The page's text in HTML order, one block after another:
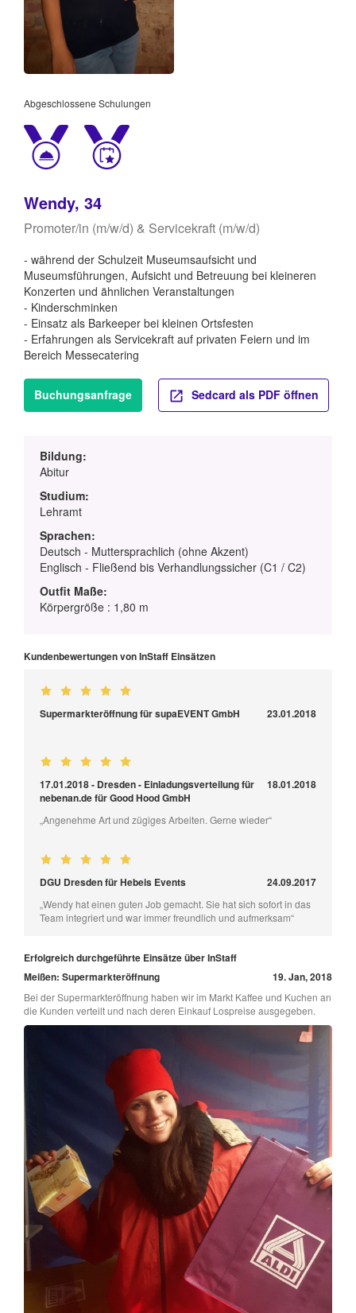
Abgeschlossene Schulungen
Wendy, 34
Promoter/in (m/w/d) & Servicekraft (m/w/d)
- während der Schulzeit Museumsaufsicht und
Museumsführungen, Aufsicht und Betreuung bei kleineren
Konzerten und ähnlichen Veranstaltungen
- Kinderschminken
- Einsatz als Barkeeper bei kleinen Ortsfesten
- Erfahrungen als Servicekraft auf privaten Feiern und im
Bereich Messecatering
Buchungsanfrage Sedcard als PDF öffnen
Bildung:
Abitur
Studium:
Lehramt
Sprachen:
Deutsch - Muttersprachlich (ohne Akzent)
Englisch - Fließend bis Verhandlungssicher (C1 / C2)
Outfit Maße:
Körpergröße : 1,80 m
Kundenbewertungen von InStaff Einsätzen
Supermarkteröffnung für supaEVENT GmbH 23.01.2018
17.01.2018 - Dresden - Einladungsverteilung für
nebenan.de für Good Hood GmbH
18.01.2018
„Angenehme Art und zügiges Arbeiten. Gerne wieder“
DGU Dresden für Hebeis Events 24.09.2017
„Wendy hat einen guten Job gemacht. Sie hat sich sofort in das
Team integriert und war immer freundlich und aufmerksam“
Erfolgreich durchgeführte Einsätze über InStaff
Meißen: Supermarkteröffnung
19. Jan, 2018
Bei der Supermarkteröffnung haben wir im Markt Kaffee und Kuchen an
die Kunden verteilt und nach deren Einkauf Lospreise ausgegeben.